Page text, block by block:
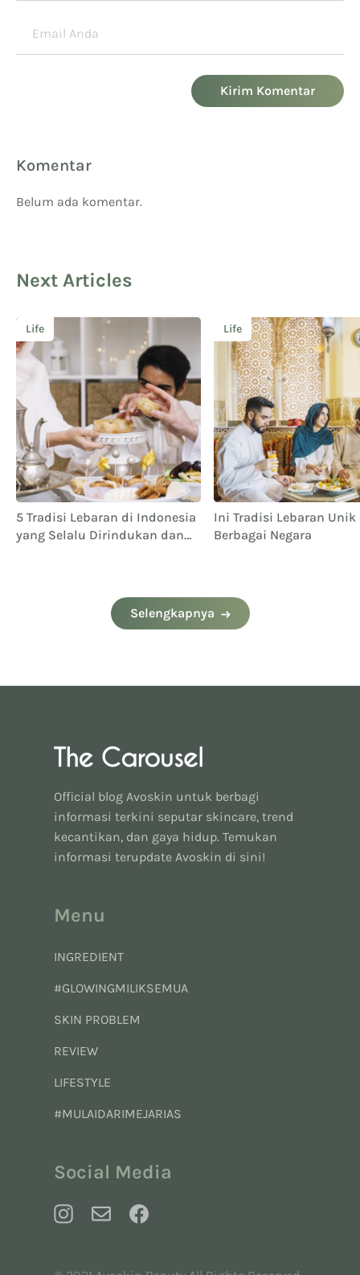
Kirim Komentar
Komentar
Belum ada komentar.
Next Articles
Life
5 Tradisi Lebaran di Indonesia
yang Selalu Dirindukan dan
Life
Ini Tradisi Lebaran Unik
Berbagai Negara
Selengkapnya
Official blog Avoskin untuk berbagi
informasi terkini seputar skincare, trend
kecantikan, dan gaya hidup. Temukan
informasi terupdate Avoskin di sini!
Menu
INGREDIENT
#GLOWINGMILIKSEMUA
SKIN PROBLEM
REVIEW
LIFESTYLE
#MULAIDARIMEJARIAS
Social Media